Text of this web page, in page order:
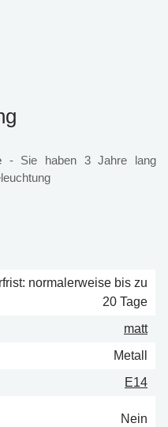
- Sie haben 3 Jahre lang
normalerweise bis zu
20 Tage
matt
Metall
E14
Nein